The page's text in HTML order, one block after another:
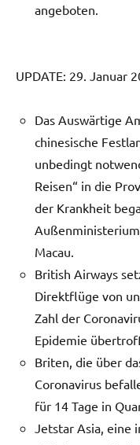
angeboten.
UPDATE: 29. Januar
Das Auswärtige
chinesische
unbedingt
Reisen“ in die
der Krankheit
Macau.
British Airways
Direktflüge von
Zahl der
Epidemie
Briten, die über
Coronavirus
für 14 Tage in
Jetstar Asia, eine